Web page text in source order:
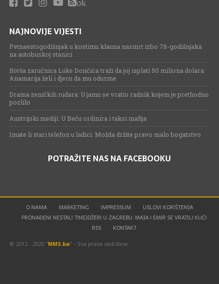
ok
NAJNOVIJE VIJESTI
Petnaestogodišnjak u kostimu klauna nasmrt izbo 78-godišnjaka
na autobuskoj stanici
Bivša zaručnica Luke Dončića traži da joj isplati 50 miliona dolara:
Anamarija želi i djecu da mu oduzme
Drama zeničkih rudara: U jamu se vratio radnik kojem je prethodno
pozlilo
Austrijski mediji: U Beču ordinira i taksi mafija
Imate li stari telefon u ladici: Možda držite pravo malo bogatstvo
POTRAŽITE NAS NA FACEBOOKU
O NAMA MARKETING IMPRESSUM
USLOVI KORIŠTENJA
PRONAĐENI NESTALI TINEJDŽERI U ZAGREBU: MAJA I EMIR SE VRATILI KUĆI
RSS
KONTAKT
© 2012 - 2020 "NMS.ba" - Sva prava zadržana.